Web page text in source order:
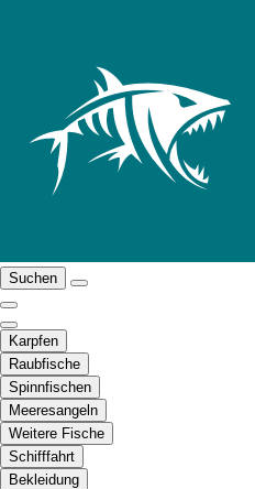
Suchen
Karpfen
Raubfische
Spinnfischen
Meeresangeln
Weitere Fische
Schifffahrt
Bekleidung